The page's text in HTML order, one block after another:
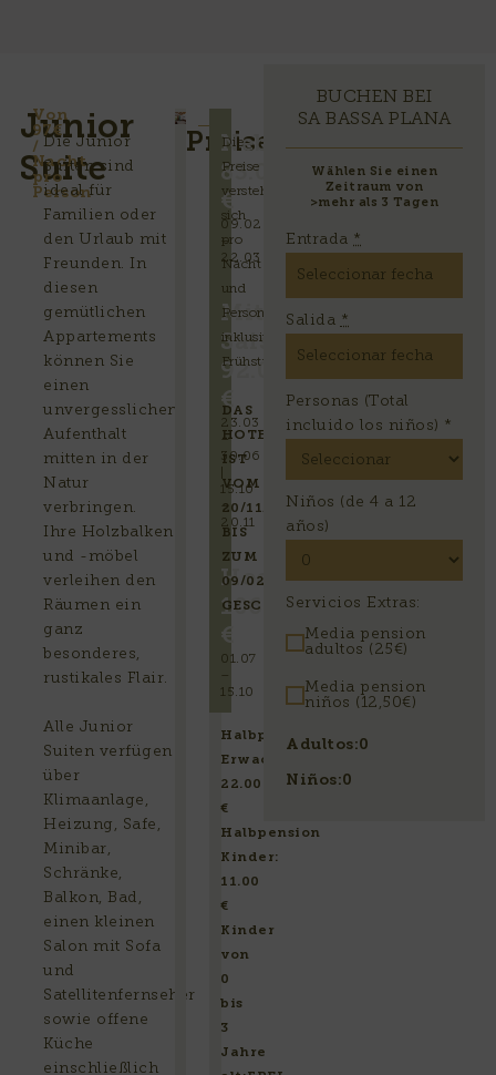
Junior
Suite
Von
97€
/
Nacht
pro
Person
Die Junior
Suiten sind
ideal für
Familien oder
den Urlaub mit
Freunden. In
diesen
gemütlichen
Appartements
können Sie
einen
unvergesslichen
Aufenthalt
mitten in der
Natur
verbringen.
Ihre Holzbalken
und -möbel
verleihen den
Räumen ein
ganz
besonderes,
rustikales Flair.
Alle Junior
Suiten verfügen
über
Klimaanlage,
Heizung, Safe,
Minibar,
Schränke,
Balkon, Bad,
einen kleinen
Salon mit Sofa
und
Satellitenfernseher
sowie offene
Küche
einschließlich
Preise
Nebensaison
83.00
€
09.02
–
22.03
Mittlere
Saison
92.00
€
23.03
–
30.06
15.10
–
20.11
Hochsaison
106
€
01.07
–
15.10
Halbpension
Erwachsene:
22.00
€
Halbpension
Kinder:
11.00
€
Kinder
von
0
bis
3
Jahre
Die
Preise
verstehen
sich
pro
Nacht
und
Person
inklusive
Frühstücksbuffet.
DAS
HOTEL
IST
VOM
20/11/2026
BIS
ZUM
09/02/2027
GESCHLOSSEN
BUCHEN BEI
SA BASSA PLANA
Wählen Sie einen
Zeitraum von
>mehr als 3 Tagen
Entrada *
Salida *
Personas (Total
incluido los niños) *
Niños (de 4 a 12
años)
Servicios Extras:
Media pension
adultos (25€)
Media pension
niños (12,50€)
Adultos:0
Niños:0